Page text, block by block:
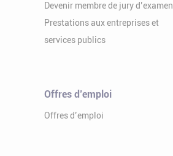
Devenir membre de jury d’examen
Prestations aux entreprises et
services publics
Offres d’emploi
Offres d’emploi